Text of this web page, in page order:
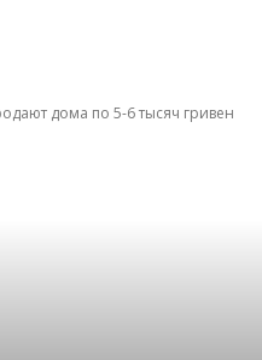
дома по 5-6 тысяч гривен